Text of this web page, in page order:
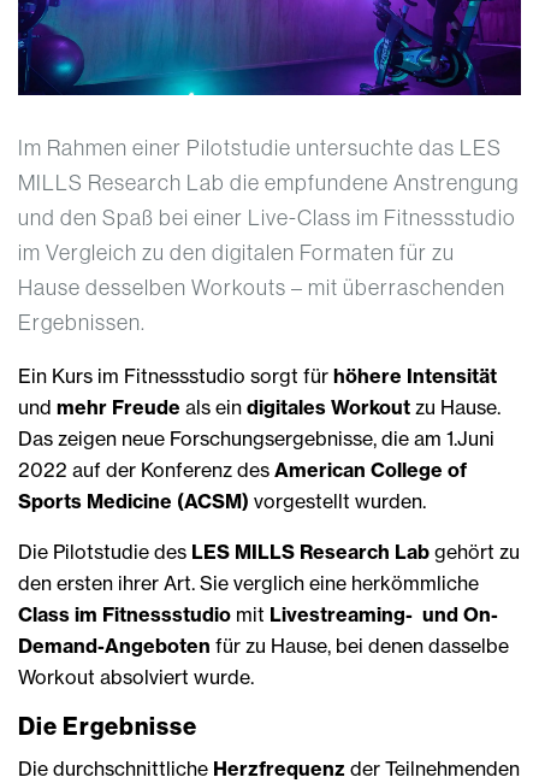
Im Rahmen einer Pilotstudie untersuchte das LES
MILLS Research Lab die empfundene Anstrengung
und den Spaß bei einer Live-Class im Fitnessstudio
im Vergleich zu den digitalen Formaten für zu
Hause desselben Workouts – mit überraschenden
Ergebnissen.
Ein Kurs im Fitnessstudio sorgt für höhere Intensität
und mehr Freude als ein digitales Workout zu Hause.
Das zeigen neue Forschungsergebnisse, die am 1.Juni
2022 auf der Konferenz des American College of
Sports Medicine (ACSM) vorgestellt wurden.
Die Pilotstudie des LES MILLS Research Lab gehört zu
den ersten ihrer Art. Sie verglich eine herkömmliche
Class im Fitnessstudio mit Livestreaming- und On-
Demand-Angeboten für zu Hause, bei denen dasselbe
Workout absolviert wurde.
Die Ergebnisse
Die durchschnittliche Herzfrequenz der Teilnehmenden